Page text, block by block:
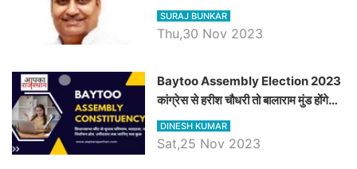
विचार
SURAJ BUNKAR
Thu,30 Nov 2023
Baytoo Assembly Election 2023
कांग्रेस से हरीश चौधरी तो बालाराम मुंड होंगे
भाजपा उम्मीदवार, जानिये बायतू विधानसभा
सीट के ताजा समीकरण
DINESH KUMAR
Sat,25 Nov 2023